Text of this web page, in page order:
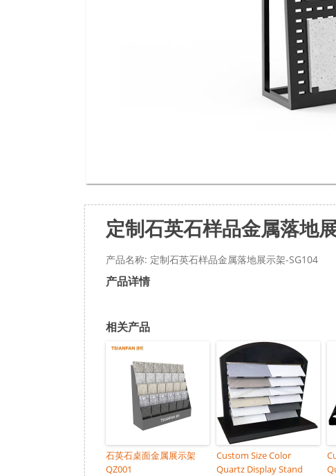
定制石英石样品金属落地
产品名称: 定制石英石样品金属落地展示架-SG104
产品详情
相关产品
石英石桌面金属展示架
QZ001
Custom Size Color
Quartz Display Stand